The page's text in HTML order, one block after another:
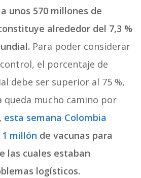
unos 570 millones de
alrededor del 7,3 %
Para poder considerar
el porcentaje de
debe ser superior al 75 %,
queda mucho camino por
esta semana Colombia
millón de vacunas para
las cuales estaban
logísticos.